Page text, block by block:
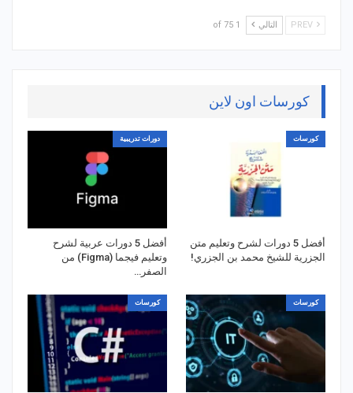
التالي 1 of 75
كورسات اون لاين
كورسات
أفضل 5 دورات لشرح وتعليم متن
الجزرية للشيخ محمد بن الجزري!
دورات تدريبية
أفضل 5 دورات عربية لشرح
وتعليم فيجما (Figma) من
الصفر…
كورسات كورسات